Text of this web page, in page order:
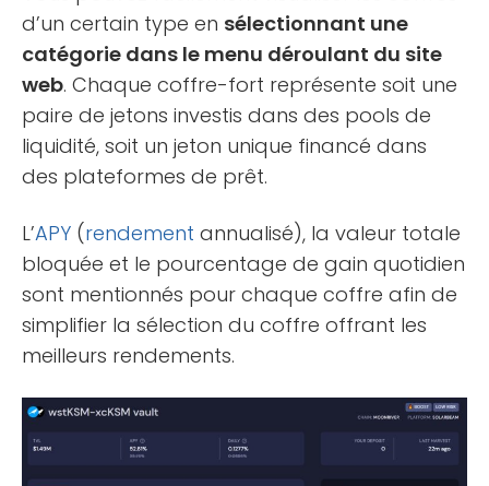
d’un certain type en sélectionnant une
catégorie dans le menu déroulant du site
web. Chaque coffre-fort représente soit une
paire de jetons investis dans des pools de
liquidité, soit un jeton unique financé dans
des plateformes de prêt.
L’APY (rendement annualisé), la valeur totale
bloquée et le pourcentage de gain quotidien
sont mentionnés pour chaque coffre afin de
simplifier la sélection du coffre offrant les
meilleurs rendements.